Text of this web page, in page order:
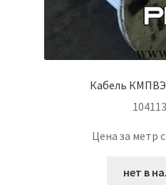
Кабель КМПВЭ
Цена за метр
нет в